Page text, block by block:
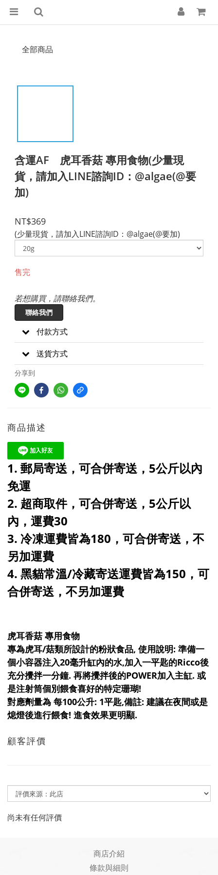
全部商品
含運AF 虎耳香菇 專用食物(少量現
貨，請加入LINE諮詢ID：@algae(@要
加)
NT$369
(少量現貨，請加入LINE諮詢ID：@algae(@要加)
售完
若想購買，請聯絡我們。
聯絡我們
付款方式
送貨方式
分享到
商品描述
1. 郵局寄送，可合併寄送，5公斤以內
免運
2. 超商取件，可合併寄送，5公斤以
內，運費30
3. 冷凍運費皆為180，可合併寄送，不
另加運費
4. 黑貓常溫/冷藏寄送運費皆為150，可
合併寄送，不另加運費
虎耳香菇 專用食物
專為虎耳/菇類所設計的粉狀食品, 使用說明: 準備一
個小容器注入20毫升缸內的水,加入一平匙的Ricco後
充分攪拌一分鐘. 再將攪拌後的POWER加入主缸. 或
是注射筒個別餵食喜好的特定珊瑚!
對應劑量為 每100公升: 1平匙,備註: 建議在夜間或是
熄燈後進行餵食! 進食效果更明顯.
顧客評價
尚未有任何評價
商店介紹
條款與細則